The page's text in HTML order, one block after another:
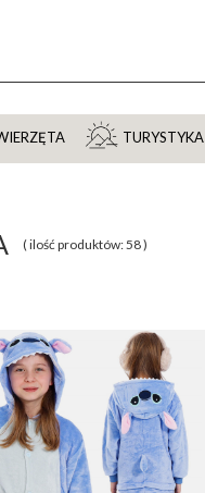
TURYSTYKA
( ilość produktów:58)